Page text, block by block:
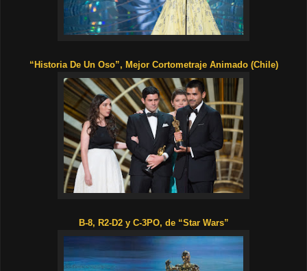
“Historia De Un Oso”, Mejor Cortometraje Animado (Chile)
B-8, R2-D2 y C-3PO, de “Star Wars”